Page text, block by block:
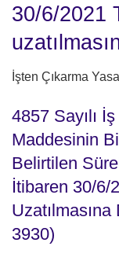
30/6/2021
İşten Çıkarma
4857 Sayılı
Maddesinin
Belirtilen
İtibaren 30/6/
3930)